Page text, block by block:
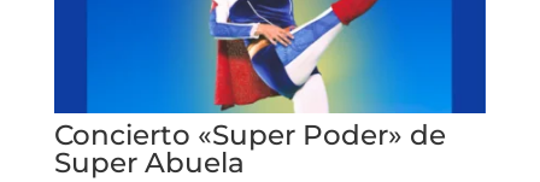
Concierto «Super Poder» de
Super Abuela